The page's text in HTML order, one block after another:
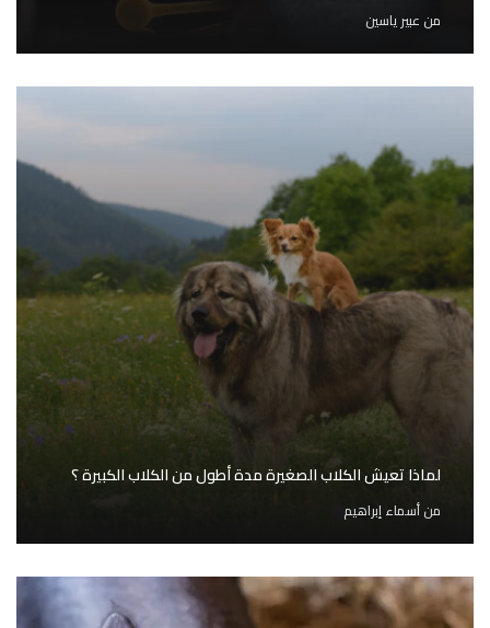
من عبير ياسين
لماذا تعيش الكلاب الصغيرة مدة أطول من الكلاب الكبيرة ؟
منأسماء إبراهيم